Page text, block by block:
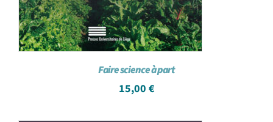
Faire science à part
15,00 €